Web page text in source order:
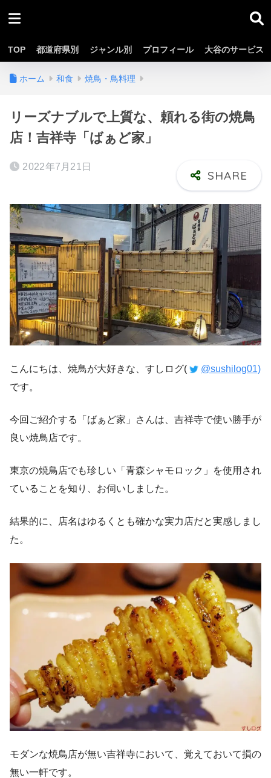
TOP 都道府県別 ジャンル別 プロフィール 大谷のサービス
ホーム 和食 焼鳥・鳥料理
リーズナブルで上質な、頼れる街の焼鳥
店！吉祥寺「ばぁど家」
2022年7月21日
こんにちは、焼鳥が大好きな、すしログ(
@sushilog01)
です。
今回ご紹介する「ばぁど家」さんは、吉祥寺で使い勝手が
良い焼鳥店です。
東京の焼鳥店でも珍しい「青森シャモロック」を使用され
ていることを知り、お伺いしました。
結果的に、店名はゆるくとも確かな実力店だと実感しまし
た。
モダンな焼鳥店が無い吉祥寺において、覚えておいて損の
無い一軒です。